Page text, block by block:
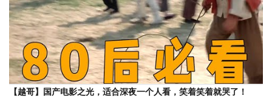
【越哥】国产电影之光，适合深夜一个人看，笑着笑着就哭了！